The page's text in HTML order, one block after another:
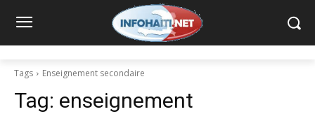
Tags Enseignement secondaire
Tag: enseignement